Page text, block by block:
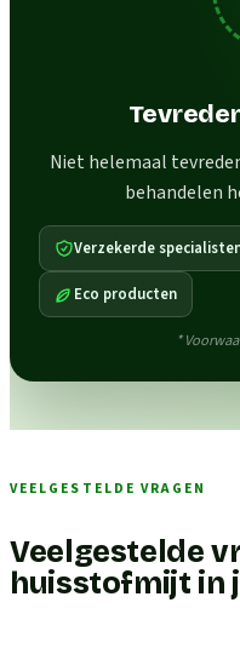
Niet helemaal
behandelen
Verzekerde
Eco producten
*
VEELGESTELDE VRAGEN
Veelgestelde
huisstofmijt in